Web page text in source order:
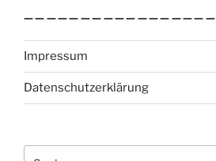
—————————————————
Impressum
Datenschutzerklärung